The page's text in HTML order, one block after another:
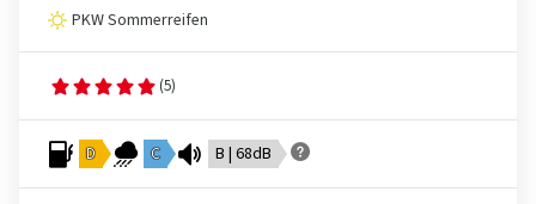
PKW Sommerreifen
(5)
D C B | 68dB